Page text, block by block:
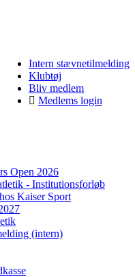
Intern stævnetilmelding
Klubtøj
Bliv medlem
Medlems login
Open 2026
- Institutionsforløb
Kaiser Sport
(intern)